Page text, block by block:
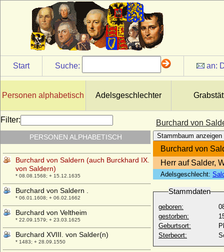
Start Suche: an:
Personen alphabetisch Adelsgeschlechter
Burchard von
Stammbaum anzeigen
Burchard von
Herr auf Salder,
Adelsgeschlecht:
Stammdaten
geboren:
gestorben:
Geburtsort:
Sterbeort:
Filter:
PERSONEN ALPHABETISCH
Burchard VI. von Querfurt (Burkhard VI.
von Querfurt, Burchard II. von Mansfeld)
+ 1255
Burchard VIII. von Mansfeld-Querfurt
+ 1392
Burchard von Avesnes
Burchard von der Decken
* 1694; + 1776
Burchard von Preußen
* 08.01.1917; + 12.08.1988
Burchard von Saldern
* 23.04.1534; + 28.01.1595
Burchard von Saldern (auch Burckhard IX.
von Saldern)
* 08.08.1568; + 15.12.1635
Burchard von Saldern .
* 06.01.1608; + 06.02.1662
Burchard von Veltheim
* 22.09.1579; + 23.03.1625
Burchard XVIII. von Salder(n)
* 1483; + 28.09.1550